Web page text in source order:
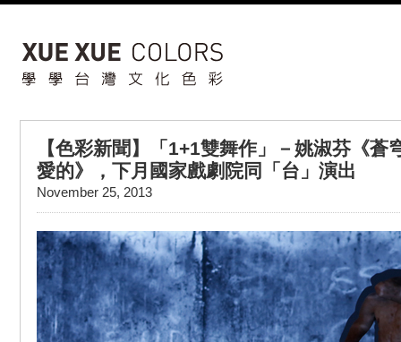
【色彩新聞】「1+1雙舞作」－姚淑芬《蒼
愛的》，下月國家戲劇院同「台」演出
November 25, 2013